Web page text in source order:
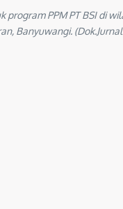
program PPM PT BSI di
Banyuwangi.